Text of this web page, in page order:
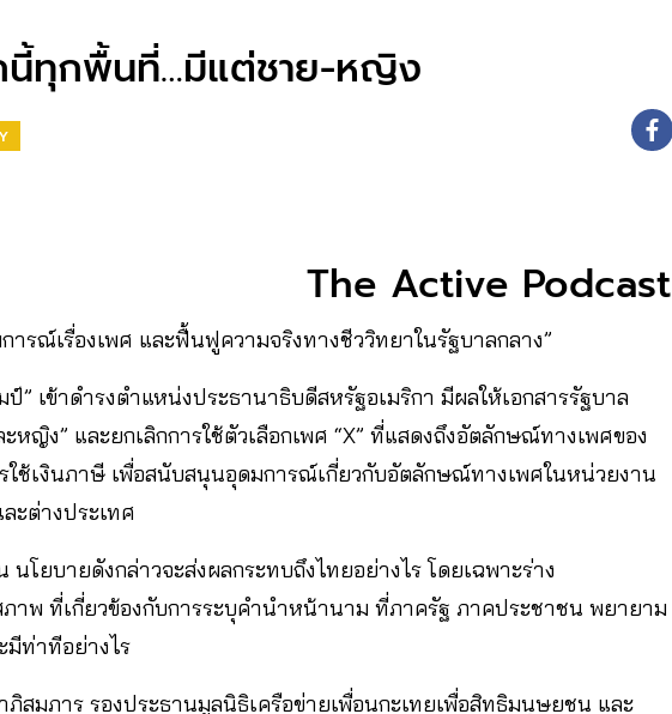
นี้ทุกพื้นที่…มีแต่ชาย-หญิง
The Active Podcast
ารณ์เรื่องเพศ และฟื้นฟูความจริงทางชีววิทยาในรัฐบาลกลาง”
เข้าดำรงตำแหน่งประธานาธิบดีสหรัฐอเมริกา มีผลให้เอกสารรัฐบาล
หญิง” และยกเลิกการใช้ตัวเลือกเพศ “X” ที่แสดงถึงอัตลักษณ์ทางเพศของ
รใช้เงินภาษี เพื่อสนับสนุนอุดมการณ์เกี่ยวกับอัตลักษณ์ทางเพศในหน่วยงาน
ะต่างประเทศ
นโยบายดังกล่าวจะส่งผลกระทบถึงไทยอย่างไร โดยเฉพาะร่าง
าพ ที่เกี่ยวข้องกับการระบุคำนำหน้านาม ที่ภาครัฐ ภาคประชาชน พยายาม
มีท่าทีอย่างไร
มภาร รองประธานมูลนิธิเครือข่ายเพื่อนกะเทยเพื่อสิทธิมนุษยชน และ